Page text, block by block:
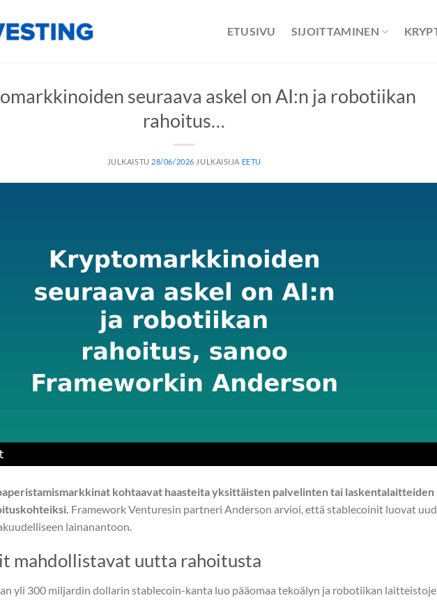
ETUSIVU SIJOITTAMINEN
seuraava askel on AI:n ja robotiikan
rahoitus…
JULKAISTU 28/06/2026 JULKAISIJA EETU
kohtaavat haasteita yksittäisten palvelinten tai laskentalaitteiden
Framework Venturesin partneri Anderson arvioi, että stablecoinit luovat
lainanantoon.
mahdollistavat uutta rahoitusta
yli 300 miljardin dollarin stablecoin-kanta luo pääomaa tekoälyn ja robotiikan